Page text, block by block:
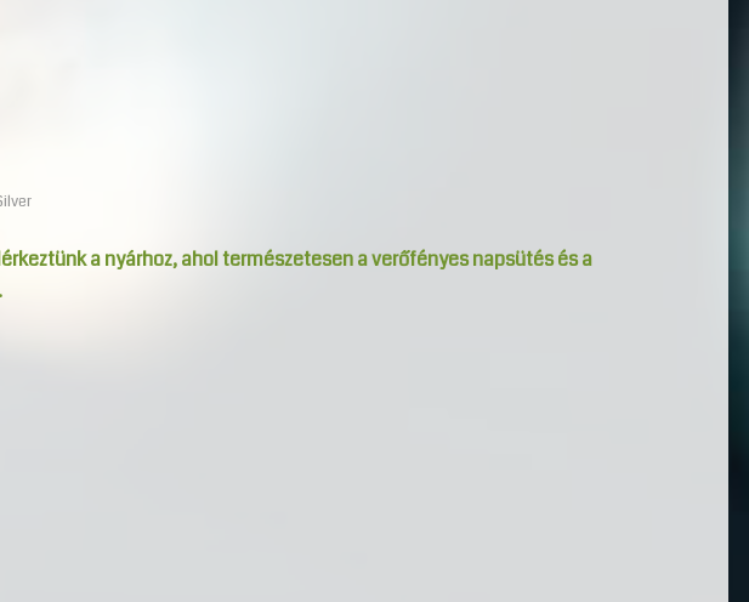
a nyárhoz, ahol természetesen a verőfényes napsütés és a